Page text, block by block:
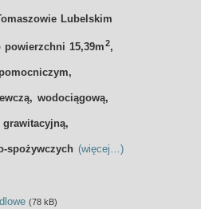
Lubelskim
15,39m2,
wodociągową,
spożywczych (więcej…)
(78 kB)